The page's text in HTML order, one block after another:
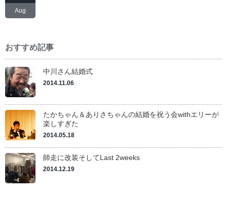
Aug
おすすめ記事
中川さん結婚式
2014.11.06
たかちゃん＆ありさちゃんの結婚を祝う会withエリーが
楽しすぎた
2014.05.18
師走に改装そしてLast 2weeks
2014.12.19